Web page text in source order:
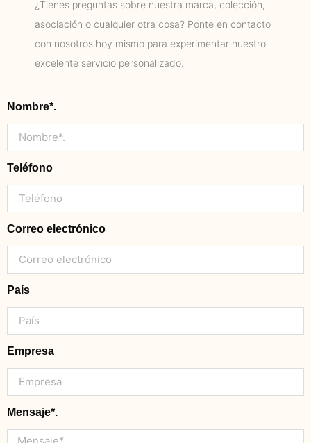
¿Tienes preguntas sobre nuestra marca, colección,
asociación o cualquier otra cosa? Ponte en contacto
con nosotros hoy mismo para experimentar nuestro
excelente servicio personalizado.
Nombre*.
Teléfono
Correo electrónico
País
Empresa
Mensaje*.